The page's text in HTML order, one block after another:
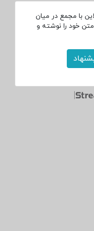
با مجمع در میان
متن خود را نوشته و